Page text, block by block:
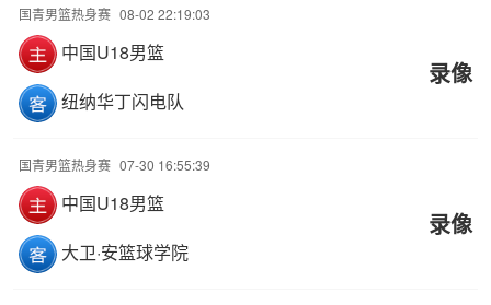
国青男篮热身赛 08-02 22:19:03
中国U18男篮
纽纳华丁闪电队
录像
国青男篮热身赛 07-30 16:55:39
中国U18男篮
大卫·安篮球学院
录像